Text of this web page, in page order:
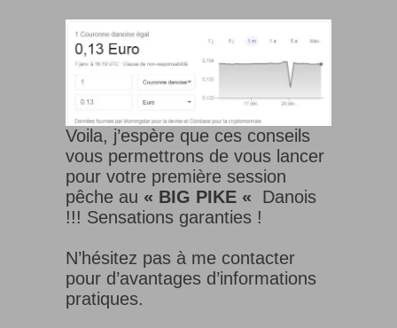
Voila, j’espère que ces conseils
vous permettrons de vous lancer
pour votre première session
pêche au « BIG PIKE «
Danois
!!! Sensations garanties !
N’hésitez pas à me contacter
pour d’avantages d’informations
pratiques.